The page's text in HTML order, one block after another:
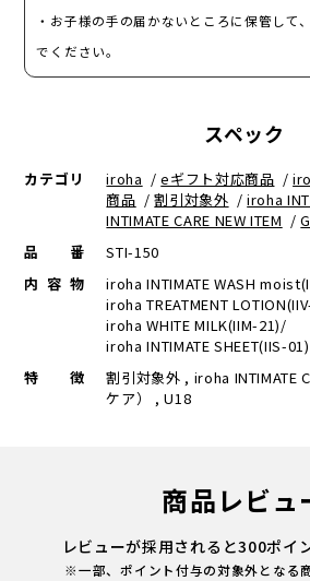
・お子様の手の届かないところに保管して
でください。
スペック
カテゴリ iroha /eギフト対応商品 /
商品 /割引対象外 /iroha
INTIMATE CARE NEW ITEM /
品番
STI-150
内容物
iroha INTIMATE WASH
iroha TREATMENT
iroha WHITE MILK(IIM-21)/
iroha INTIMATE SHEET(IIS-01)
特徴
割引対象外 , iroha INTIMATE
ケア） , U18
商品レビュ
レビューが採用されると300ポイ
※一部、ポイント付与の対象外となる